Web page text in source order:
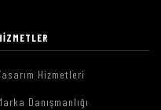
Hizmetleri
Danışmanlığı